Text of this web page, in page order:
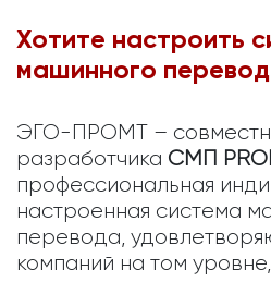
Хотите настроить
машинного
ЭГО-ПРОМТ –
разработчика СМП
профессиональная
настроенная система
перевода,
компаний на том